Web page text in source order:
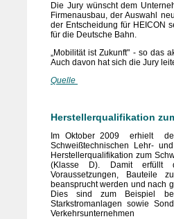
Die Jury wünscht dem
Firmenausbau, der Auswahl
der Entscheidung für HEICON
für die Deutsche Bahn.
„Mobilität ist Zukunft" - so das
Auch davon hat sich die Jury
Quelle
Herstellerqualifikation
Im Oktober 2009 erhielt
Schweißtechnischen Lehr-
Herstellerqualifikation zum
(Klasse D). Damit erfüllt
Voraussetzungen, Bauteile
beansprucht werden und nach
Dies sind zum Beispiel
Starkstromanlagen sowie
Verkehrsunternehmen